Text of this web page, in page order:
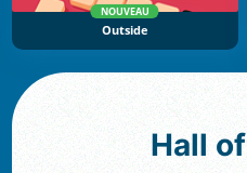
NOUVEAU
Outside
Hall of